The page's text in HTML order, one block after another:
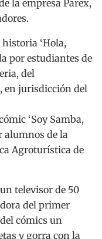
la empresa Parex,
‘Hola,
por estudiantes de
del
en jurisdicción del
‘Soy Samba,
alumnos de la
Agroturística de
televisor de 50
del primer
cómics un
y gorra con la